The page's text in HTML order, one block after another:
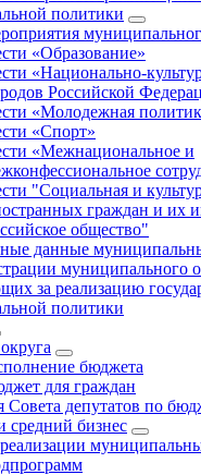
политики
«Образование»
«Национально-
Российской
«Молодежная
«Спорт»
«Межнациональное и
"Социальная и
граждан и их
общество"
данные
муниципального
за реализацию
политики
бюджета
для граждан
Совета депутатов по
бизнес